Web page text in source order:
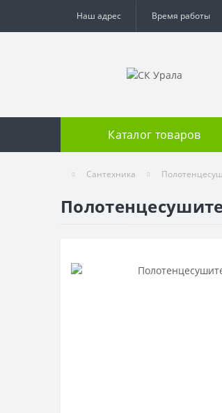
Наш адрес Время работы
Каталог товаров
Сантехника